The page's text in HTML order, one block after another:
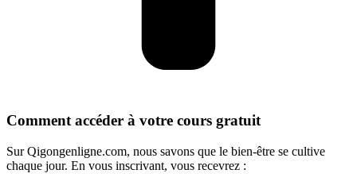
Comment accéder à votre cours gratuit
Sur Qigongenligne.com, nous savons que le bien-être se cultive
chaque jour. En vous inscrivant, vous recevrez :